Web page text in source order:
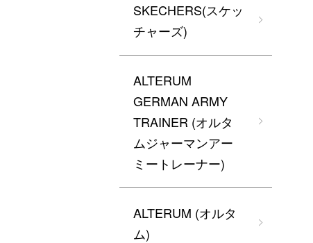
SKECHERS(スケッ
チャーズ)
ALTERUM
GERMAN ARMY
TRAINER (オルタ
ムジャーマンアー
ミートレーナー)
ALTERUM (オルタ
ム)